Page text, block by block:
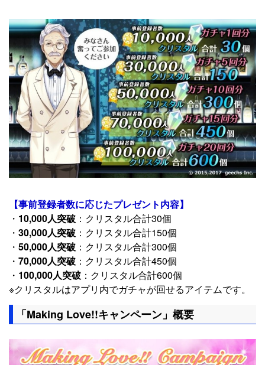
【事前登録者数に応じたプレゼント内容】
・ 10,000人突破 ：クリスタル合計30個
・ 30,000人突破 ：クリスタル合計150個
・ 50,000人突破 ：クリスタル合計300個
・ 70,000人突破 ：クリスタル合計450個
・ 100,000人突破 ：クリスタル合計600個
※クリスタルはアプリ内でガチャが回せるアイテムです。
「Making Love!!キャンペーン」概要